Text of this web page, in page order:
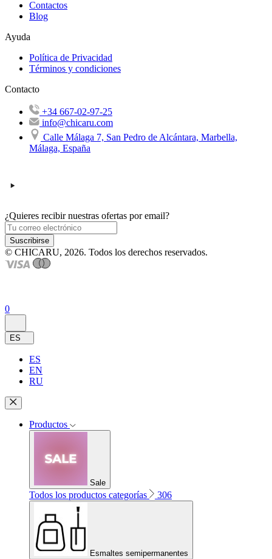
Contactos
Blog
Ayuda
Política de Privacidad
Términos y condiciones
Contacto
+34 667-02-97-25
info@chicaru.com
Calle Málaga 7, San Pedro de Alcántara, Marbella,
Málaga, España
¿Quieres recibir nuestras ofertas por email?
Suscribirse
© CHICARU, 2026. Todos los derechos reservados.
0
ES
ES
EN
RU
Productos
Sale
Todos los productos categorías 306
Esmaltes semipermanentes